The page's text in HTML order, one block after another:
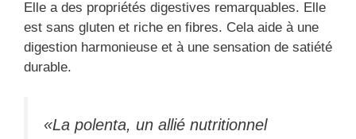
Elle a des propriétés digestives remarquables. Elle
est sans gluten et riche en fibres. Cela aide à une
digestion harmonieuse et à une sensation de satiété
durable.
«La polenta, un allié nutritionnel